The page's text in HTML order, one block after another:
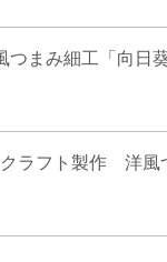
！☆地域密着型デイサ
る方の募集です☆
- 12:00
3,000
ビスでの見守り、お
- 16:30
2,000
好きな方、教えるの
まみ細工「向日
ラフト製作 洋風